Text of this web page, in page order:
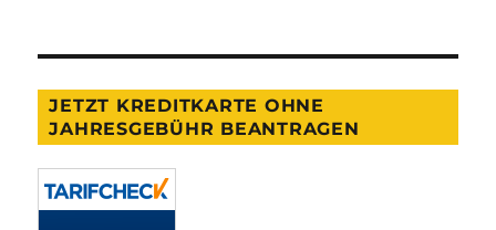
JETZT KREDITKARTE OHNE
JAHRESGEBÜHR BEANTRAGEN